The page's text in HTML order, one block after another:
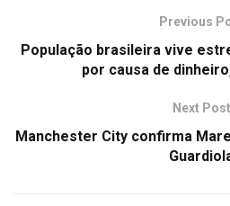
Previous
População brasileira vive
por causa de
Next Post
Manchester City confirma